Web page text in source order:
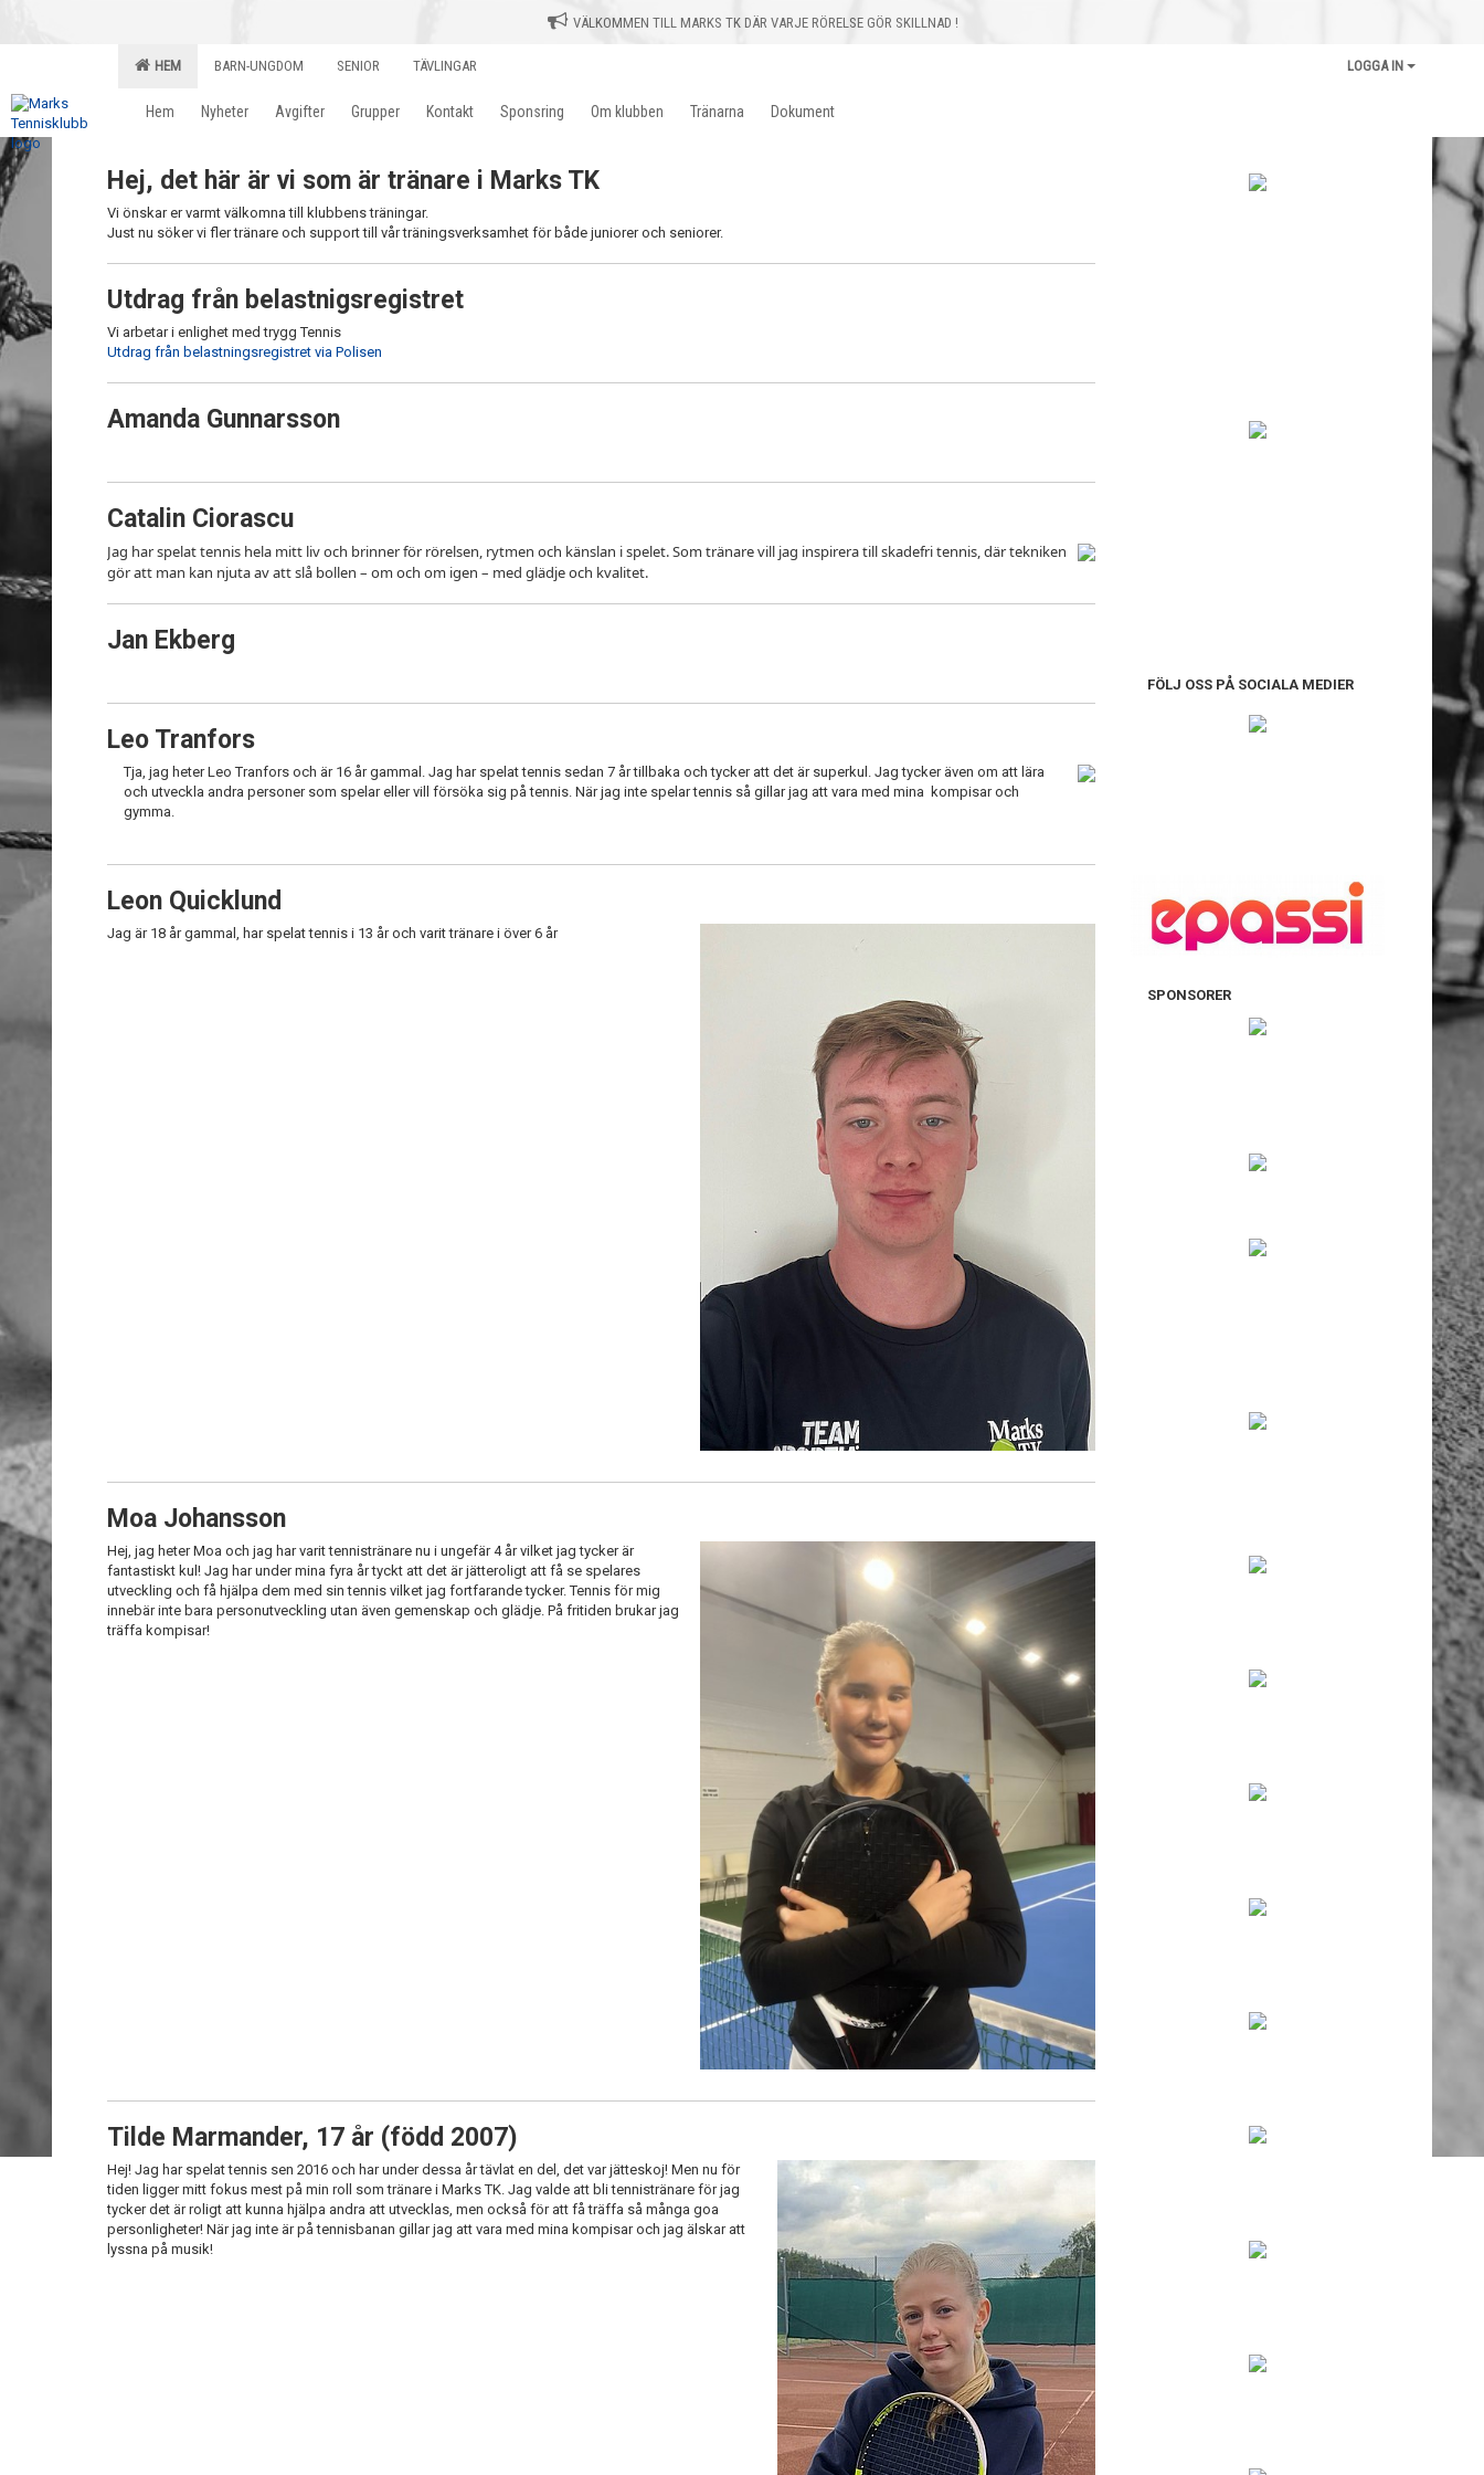
VÄLKOMMEN TILL MARKS TK DÄR VARJE RÖRELSE GÖR SKILLNAD !
HEM BARN-UNGDOM SENIOR TÄVLINGAR LOGGA IN
Hem Nyheter Avgifter Grupper Kontakt Sponsring Om klubben Tränarna Dokument
Hej, det här är vi som är tränare i Marks TK
Vi önskar er varmt välkomna till klubbens träningar.
Just nu söker vi fler tränare och support till vår träningsverksamhet för både juniorer och seniorer.
Utdrag från belastnigsregistret
Vi arbetar i enlighet med trygg Tennis
Utdrag från belastningsregistret via Polisen
Amanda Gunnarsson
Catalin Ciorascu
Jag har spelat tennis hela mitt liv och brinner för rörelsen, rytmen och känslan i spelet. Som tränare vill jag inspirera till skadefri tennis, där tekniken
gör att man kan njuta av att slå bollen – om och om igen – med glädje och kvalitet.
Jan Ekberg
Leo Tranfors
Tja, jag heter Leo Tranfors och är 16 år gammal. Jag har spelat tennis sedan 7 år tillbaka och tycker att det är superkul. Jag tycker även om att lära
och utveckla andra personer som spelar eller vill försöka sig på tennis. När jag inte spelar tennis så gillar jag att vara med mina kompisar och
gymma.
Leon Quicklund
Jag är 18 år gammal, har spelat tennis i 13 år och varit tränare i över 6 år
Moa Johansson
Hej, jag heter Moa och jag har varit tennistränare nu i ungefär 4 år vilket jag tycker är
fantastiskt kul! Jag har under mina fyra år tyckt att det är jätteroligt att få se spelares
utveckling och få hjälpa dem med sin tennis vilket jag fortfarande tycker. Tennis för mig
innebär inte bara personutveckling utan även gemenskap och glädje. På fritiden brukar jag
träffa kompisar!
Tilde Marmander, 17 år (född 2007)
Hej! Jag har spelat tennis sen 2016 och har under dessa år tävlat en del, det var jätteskoj! Men nu för
tiden ligger mitt fokus mest på min roll som tränare i Marks TK. Jag valde att bli tennistränare för jag
tycker det är roligt att kunna hjälpa andra att utvecklas, men också för att få träffa så många goa
personligheter! När jag inte är på tennisbanan gillar jag att vara med mina kompisar och jag älskar att
lyssna på musik!
FÖLJ OSS PÅ SOCIALA MEDIER
SPONSORER